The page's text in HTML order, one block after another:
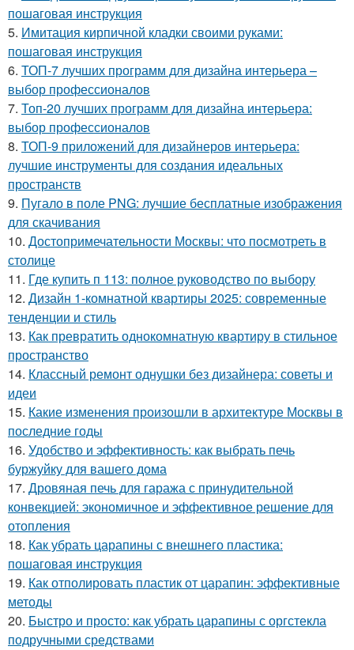
пошаговая инструкция
5. Имитация кирпичной кладки своими руками:
пошаговая инструкция
6. ТОП-7 лучших программ для дизайна интерьера –
выбор профессионалов
7. Топ-20 лучших программ для дизайна интерьера:
выбор профессионалов
8. ТОП-9 приложений для дизайнеров интерьера:
лучшие инструменты для создания идеальных
пространств
9. Пугало в поле PNG: лучшие бесплатные изображения
для скачивания
10. Достопримечательности Москвы: что посмотреть в
столице
11. Где купить п 113: полное руководство по выбору
12. Дизайн 1-комнатной квартиры 2025: современные
тенденции и стиль
13. Как превратить однокомнатную квартиру в стильное
пространство
14. Классный ремонт однушки без дизайнера: советы и
идеи
15. Какие изменения произошли в архитектуре Москвы в
последние годы
16. Удобство и эффективность: как выбрать печь
буржуйку для вашего дома
17. Дровяная печь для гаража с принудительной
конвекцией: экономичное и эффективное решение для
отопления
18. Как убрать царапины с внешнего пластика:
пошаговая инструкция
19. Как отполировать пластик от царапин: эффективные
методы
20. Быстро и просто: как убрать царапины с оргстекла
подручными средствами